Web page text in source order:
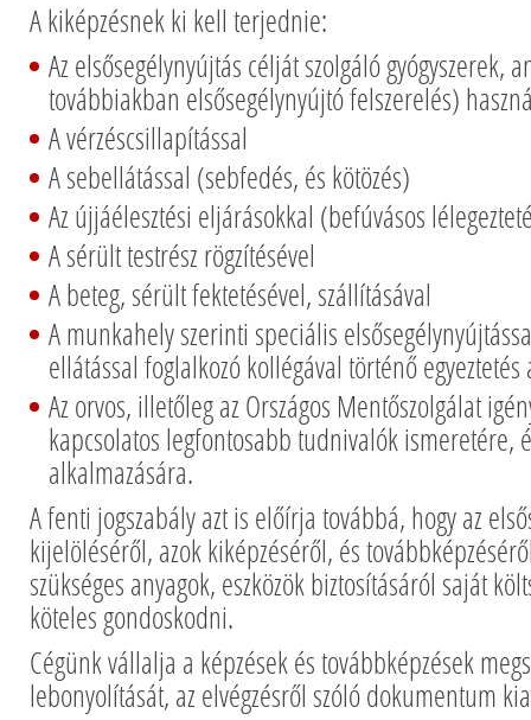
A kiképzésnek ki kell terjednie:
Az elsősegélynyújtás célját szolgáló gyógyszerek,
továbbiakban elsősegélynyújtó felszerelés)
A vérzéscsillapítással
A sebellátással (sebfedés, és kötözés)
Az újjáélesztési eljárásokkal (befúvásos
A sérült testrész rögzítésével
A beteg, sérült fektetésével, szállításával
A munkahely szerinti speciális
ellátással foglalkozó kollégával történő
Az orvos, illetőleg az Országos Mentőszolgálat
kapcsolatos legfontosabb tudnivalók ismeretére,
alkalmazására.
A fenti jogszabály azt is előírja továbbá, hogy az
kijelöléséről, azok kiképzéséről, és
szükséges anyagok, eszközök biztosításáról saját
köteles gondoskodni.
Cégünk vállalja a képzések és továbbképzések
lebonyolítását, az elvégzésről szóló dokumentum